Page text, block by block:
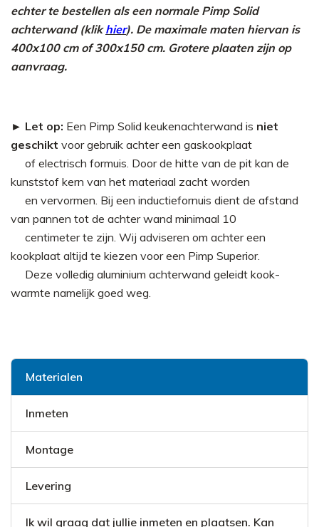
echter te bestellen als een normale Pimp Solid
achterwand (klikhier). De maximale maten hiervan is
400x100 cm of 300x150 cm. Grotere plaaten zijn op
aanvraag.
► Let op: Een Pimp Solid keukenachterwand is niet
geschikt voor gebruik achter een gaskookplaat
of electrisch formuis. Door de hitte van de pit kan de
kunststof kern van het materiaal zacht worden
en vervormen. Bij een inductiefornuis dient de afstand
van pannen tot de achter wand minimaal 10
centimeter te zijn. Wij adviseren om achter een
kookplaat altijd te kiezen voor een Pimp Superior.
Deze volledig aluminium achterwand geleidt kook-
warmte namelijk goed weg.
Materialen
Inmeten
Montage
Levering
Ik wil graag dat jullie inmeten en plaatsen. Kan